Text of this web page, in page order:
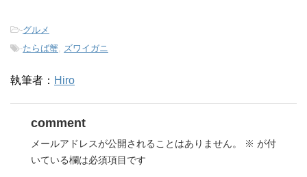
-グルメ
-たらば蟹, ズワイガニ
執筆者： Hiro
comment
メールアドレスが公開されることはありません。 ※ が付
いている欄は必須項目です